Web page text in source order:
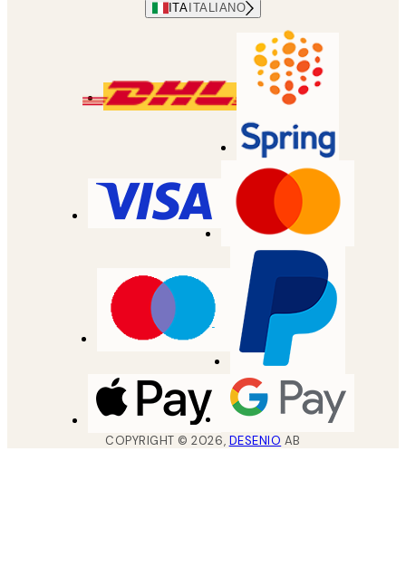
ITA ITALIANO
COPYRIGHT ©2026, DESENIO AB